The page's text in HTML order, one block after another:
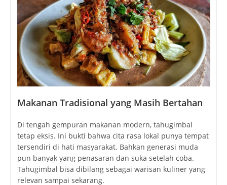
Makanan Tradisional yang Masih Bertahan
Di tengah gempuran makanan modern, tahugimbal
tetap eksis. Ini bukti bahwa cita rasa lokal punya tempat
tersendiri di hati masyarakat. Bahkan generasi muda
pun banyak yang penasaran dan suka setelah coba.
Tahugimbal bisa dibilang sebagai warisan kuliner yang
relevan sampai sekarang.